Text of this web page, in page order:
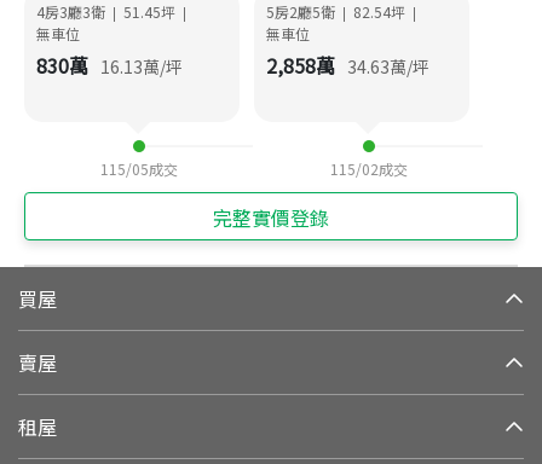
4房3廳3衛 | 51.45坪 |
無車位
830萬 16.13萬/坪
115/05成交
5房2廳5衛 | 82.54坪 |
無車位
2,858萬 34.63萬/坪
115/02成交
完整實價登錄
買屋
賣屋
租屋